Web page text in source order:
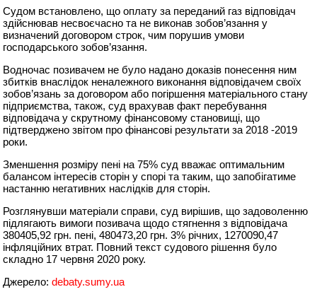
Судом встановлено, що оплату за переданий газ відповідач
здійснював несвоєчасно та не виконав зобов’язання у
визначений договором строк, чим порушив умови
господарського зобов’язання.
Водночас позивачем не було надано доказів понесення ним
збитків внаслідок неналежного виконання відповідачем своїх
зобов’язань за договором або погіршення матеріального стану
підприємства, також, суд врахував факт перебування
відповідача у скрутному фінансовому становищі, що
підтверджено звітом про фінансові результати за 2018 -2019
роки.
Зменшення розміру пені на 75% суд вважає оптимальним
балансом інтересів сторін у спорі та таким, що запобігатиме
настанню негативних наслідків для сторін.
Розглянувши матеріали справи, суд вирішив, що задоволенню
підлягають вимоги позивача щодо стягнення з відповідача
380405,92 грн. пені, 480473,20 грн. 3% річних, 1270090,47
інфляційних втрат. Повний текст судового рішення було
складно 17 червня 2020 року.
Джерело: debaty.sumy.ua